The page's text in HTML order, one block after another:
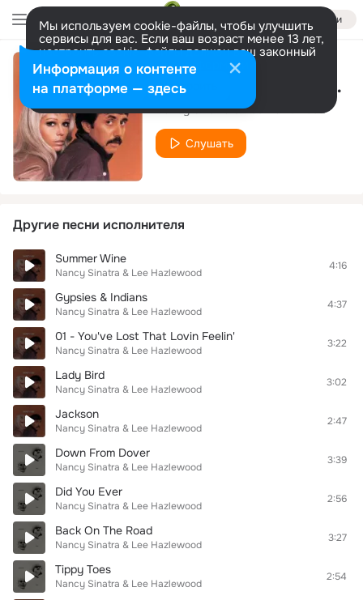
Войти
Мы используем cookie-файлы, чтобы улучшить
сервисы для вас. Если ваш возраст менее 13 лет,
настроить cookie-файлы должен ваш законный
представитель. Больше информации
Разрешить все Настроить Greenwich Village Folk Song Salesman
Nancy Sinatra & Lee Hazlewood
Слушать
Другие песни исполнителя
Summer Wine
Nancy Sinatra & Lee Hazlewood
4:16
Gypsies & Indians
Nancy Sinatra & Lee Hazlewood
4:37
01 - You've Lost That Lovin Feelin'
Nancy Sinatra & Lee Hazlewood
3:22
Lady Bird
Nancy Sinatra & Lee Hazlewood
3:02
Jackson
Nancy Sinatra & Lee Hazlewood
2:47
Down From Dover
Nancy Sinatra & Lee Hazlewood
3:39
Did You Ever
Nancy Sinatra & Lee Hazlewood
2:56
Back On The Road
Nancy Sinatra & Lee Hazlewood
3:27
Tippy Toes
Nancy Sinatra & Lee Hazlewood
2:54
Информация о контенте
на платформе — здесь